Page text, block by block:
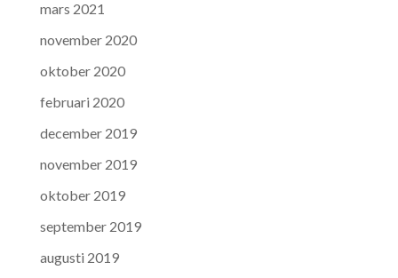
mars 2021
november 2020
oktober 2020
februari 2020
december 2019
november 2019
oktober 2019
september 2019
augusti 2019